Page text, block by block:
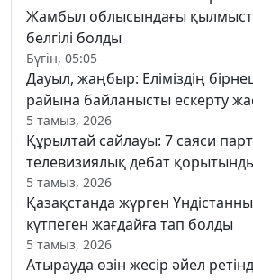
Жамбыл облысындағы
белгілі болды
Бүгін, 05:05
Дауыл, жаңбыр: Еліміздің
райына байланысты ескерту
5 тамыз, 2026
Құрылтай сайлауы: 7 саяси
телевизиялық дебат
5 тамыз, 2026
Қазақстанда жүрген
күтпеген жағдайға тап болды
5 тамыз, 2026
Атырауда өзін жесір әйел